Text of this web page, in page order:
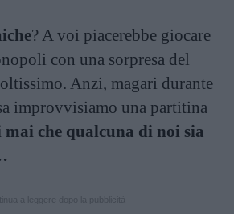
? A voi piacerebbe giocare
con una sorpresa del
Anzi, magari durante
improvvisiamo una partitina
mai che qualcuna di noi sia